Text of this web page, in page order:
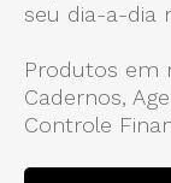
seu dia-a-dia
Produtos em
Cadernos,
Controle